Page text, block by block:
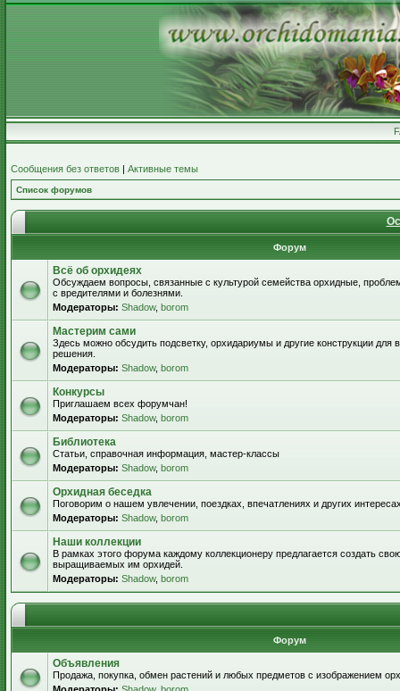
Сообщения без ответов | Активные темы
Список форумов
Форум
Всё об орхидеях
Обсуждаем вопросы, связанные с культурой семейства орхидные,
с вредителями и болезнями.
Модераторы: Shadow, borom
Мастерим сами
Здесь можно обсудить подсветку, орхидариумы и другие конструкции
решения.
Модераторы: Shadow, borom
Конкурсы
Приглашаем всех форумчан!
Модераторы: Shadow, borom
Библиотека
Статьи, справочная информация, мастер-классы
Модераторы: Shadow, borom
Орхидная беседка
Поговорим о нашем увлечении, поездках, впечатлениях и других
Модераторы: Shadow, borom
Наши коллекции
В рамках этого форума каждому коллекционеру предлагается создать
выращиваемых им орхидей.
Модераторы: Shadow, borom
Форум
Объявления
Продажа, покупка, обмен растений и любых предметов с изображением